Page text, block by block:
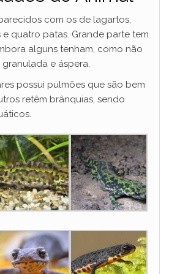
com os de lagartos,
quatro patas. Grande parte tem
alguns tenham, como não
e áspera.
possui pulmões que são bem
retêm brânquias, sendo